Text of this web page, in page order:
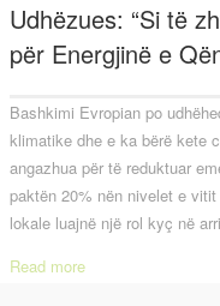
Udhëzues: “Si të
për Energjinë e
Bashkimi Evropian po
klimatike dhe e ka bërë kete
angazhua për të reduktuar
paktën 20% nën nivelet e
lokale luajnë një rol kyç në
Read more